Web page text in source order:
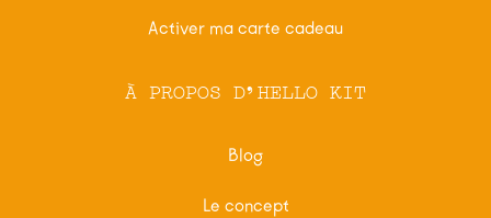
Activer ma carte cadeau
À PROPOS D'HELLO KIT
Blog
Le concept